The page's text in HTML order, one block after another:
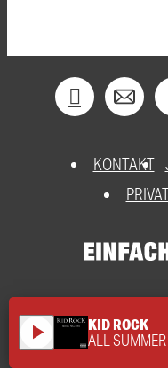
KONTAKT
play_arrow KID ROCK
ALL